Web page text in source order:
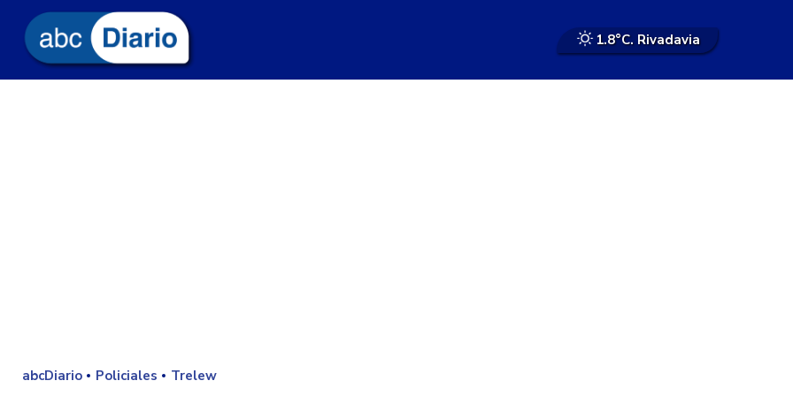
1.8°C. Rivadavia
abcDiario Policiales Trelew